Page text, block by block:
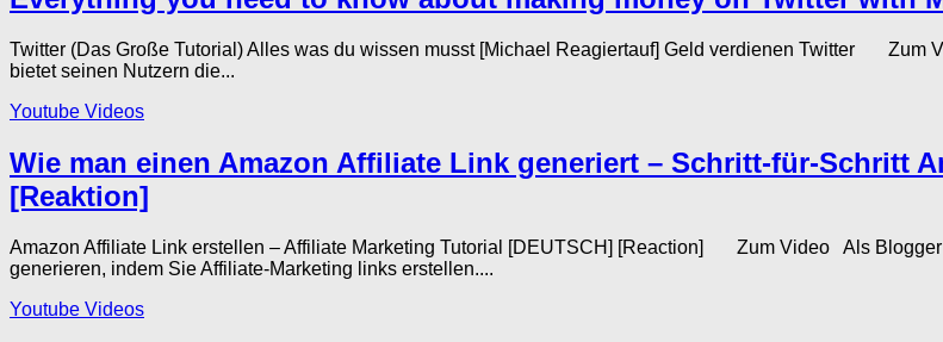
Twitter (Das Große Tutorial) Alles was du wissen musst [Michael Reagiertauf] Geld verdienen Twitter Zum
bietet seinen Nutzern die...
Youtube Videos
Wie man einen Amazon Affiliate Link generiert – Schritt-für-Schritt
[Reaktion]
Amazon Affiliate Link erstellen – Affiliate Marketing Tutorial [DEUTSCH] [Reaction] Zum Video Als
generieren, indem Sie Affiliate-Marketing links erstellen....
Youtube Videos